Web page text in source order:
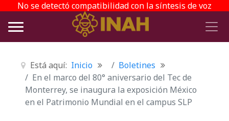
No se detectó compatibilidad con la síntesis de voz
Está aquí: Inicio
Boletines
En el marco del 80° aniversario del Tec de
Monterrey, se inaugura la exposición México
en el Patrimonio Mundial en el campus SLP